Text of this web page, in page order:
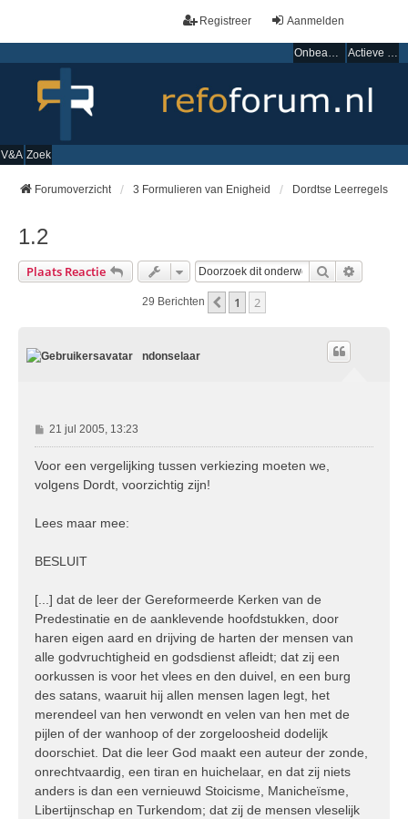
Aanmelden
Registreer
Onbeantwoorde onderwerpen Actieve onderwerpen
V&A Zoek
Forumoverzicht 3 Formulieren van Enigheid Dordtse Leerregels
1.2
Plaats Reactie Zoek
29 Berichten Vorige
1 2
ndonselaar
B
e
r
t
21 jul 2005, 13:23
Voor een vergelijking tussen verkiezing moeten we,
volgens Dordt, voorzichtig zijn!
Lees maar mee:
BESLUIT
[...] dat de leer der Gereformeerde Kerken van de
Predestinatie en de aanklevende hoofdstukken, door
haren eigen aard en drijving de harten der mensen van
alle godvruchtigheid en godsdienst afleidt; dat zij een
oorkussen is voor het vlees en den duivel, en een burg
des satans, waaruit hij allen mensen lagen legt, het
merendeel van hen verwondt en velen van hen met de
pijlen of der wanhoop of der zorgeloosheid dodelijk
doorschiet. Dat die leer God maakt een auteur der zonde,
onrechtvaardig, een tiran en huichelaar, en dat zij niets
anders is dan een vernieuwd Stoicisme, Manicheïsme,
Libertijnschap en Turkendom; dat zij de mensen vleselijk